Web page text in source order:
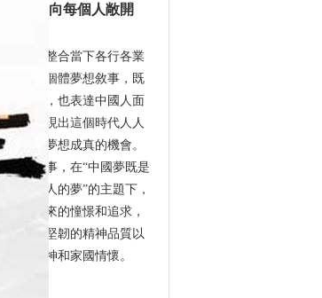
中國夢向每個人敞開
事，整合當下各行各業
，通過個體夢想敘事，既
的嚮往，也表達中國人面
神，體現出這個時代人人
享有夢想成真的機會。
的故事，在“中國夢既是
中國人的夢”的主題下，
美好未來的憧憬和追求，
智慧、堅韌的精神品質以
奮鬥精神和家國情懷。